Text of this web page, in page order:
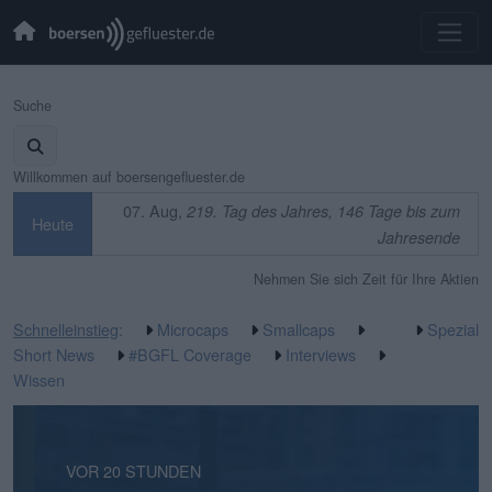
Suche
Willkommen auf boersengefluester.de
Heute
07. Aug, 219. Tag des Jahres, 146 Tage bis zum
Jahresende
Nehmen Sie sich Zeit für Ihre Aktien
Schnelleinstieg: Microcaps
Smallcaps
Short News
#BGFL Coverage
Interviews
Wissen
Spezial
VOR 1 STUNDE
VOR 20 STUNDEN
VOR 1 TAG
VOR 2 TAGEN
VOR 3 TAGEN
VOR 3 TAGEN
VOR 4 TAGEN
VOR 1 WOCHE
VOR 1 WOCHE
VOR 2 WOCHEN
VOR 2 WOCHEN
VOR 2 WOCHEN
VOR 2 WOCHEN
VOR 2 WOCHEN
VOR 3 WOCHEN